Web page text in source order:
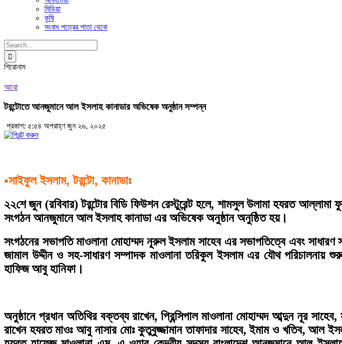
মিডিয়া
কৃষি
সংবাদ পত্রের পাতা থেকে
Search
for:
শিরোনাম
আরো
টরন্টোতে আনজুমানে আল ইসলাহ কানাডার অভিষেক অনুষ্ঠান সম্পন্ন
প্রকাশ: ৫:৫৪ অপরাহ্ণ জুন ২৬, ২০২৫
▪️সাইফুল ইসলাম, টরন্টো, কানাডাঃ
২২শে জুন (রবিবার) টরন্টোর বিডি ফিউশন রেস্টুরেন্ট হলে, শামসুল উলামা হযরত আল্লামা
সংগঠন আনজুমানে আল ইসলাহ কানাডা এর অভিষেক অনুষ্ঠান অনুষ্ঠিত হয়।
সংগঠনের সভাপতি মাওলানা মোহাম্মদ নূরুল ইসলাম সাহেব এর সভাপতিত্বে এবং
জামাল উদ্দীন ও সহ-সাধারণ সম্পাদক মাওলানা তরিকুল ইসলাম এর যৌথ পরিচালনায়
হাফিজ আবু হানিফা।
অনুষ্ঠানে প্রধান অতিথির বক্তব্য রাখেন, প্রিন্সিপাল মাওলানা মোহাম্মদ আব্দুন নূর
রাখেন হযরত মাওঃ আবু নাসার মোঃ কুতুবুজ্জামান তাফাদার সাহেব, ইমাম ও খতিব, আল